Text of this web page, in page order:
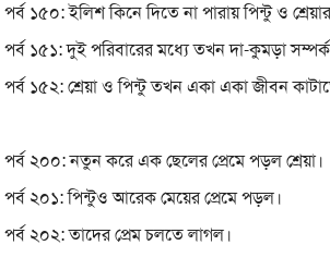
পর্ব ১৫০: ইলিশ কিনে দিতে না পারায় পিন্টু ও
পর্ব ১৫১: দুই পরিবারের মধ্যে তখন দা-কুমড়া
পর্ব ১৫২: শ্রেয়া ও পিন্টু তখন একা একা জীবন
পর্ব ২০০: নতুন করে এক ছেলের প্রেমে পড়ল শ্রেয়া।
পর্ব ২০১: পিন্টুও আরেক মেয়ের প্রেমে পড়ল।
পর্ব ২০২: তাদের প্রেম চলতে লাগল।